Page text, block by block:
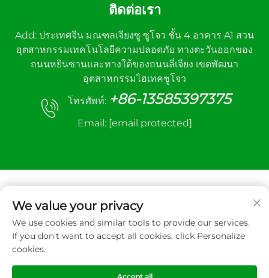
ติดต่อเรา
Add: ประเทศจีน มณฑลเจียงซู ซูโจว ชั้น 4 อาคาร A1 สวน
อุตสาหกรรมเทคโนโลยีความปลอดภัย ทางตะวันออกของ
ถนนหยินซานและทางใต้ของถนนลี่เจียง เขตพัฒนา
อุตสาหกรรมไฮเทคซูโจว
โทรศัพท์: +86-13585397375
Email: [email protected]
ลิขสิทธิ์ © 2025 บริษัท Xuzhou Sanhe อุปกรณ์ควบคุม
อัตโนมัติ จำกัด สงวนลิขสิทธิ์
We value your privacy
We use cookies and similar tools to provide our services.
If you don't want to accept all cookies, click Personalize
cookies.